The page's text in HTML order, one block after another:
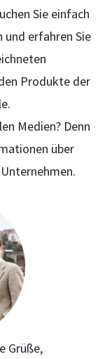
Sie einfach
und erfahren Sie
Produkte der
Medien? Denn
über
Grüße,